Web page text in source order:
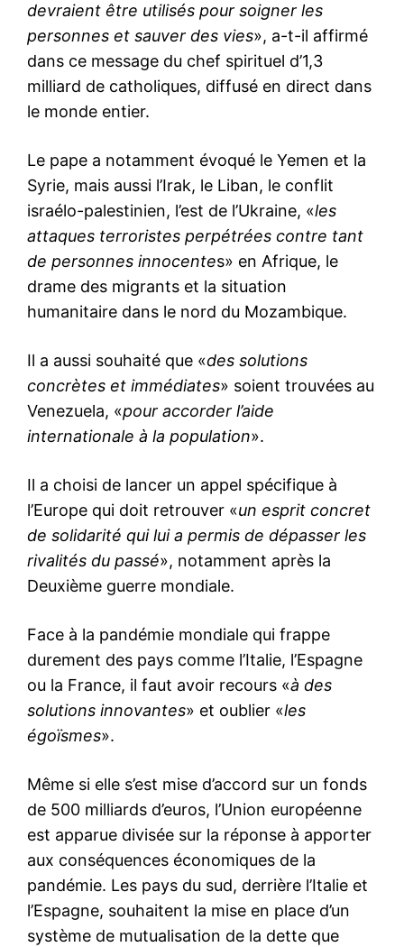
devraient être utilisés pour soigner les
personnes et sauver des vies», a-t-il affirmé
dans ce message du chef spirituel d’1,3
milliard de catholiques, diffusé en direct dans
le monde entier.
Le pape a notamment évoqué le Yemen et la
Syrie, mais aussi l’Irak, le Liban, le conflit
israélo-palestinien, l’est de l’Ukraine, «les
attaques terroristes perpétrées contre tant
de personnes innocentes» en Afrique, le
drame des migrants et la situation
humanitaire dans le nord du Mozambique.
Il a aussi souhaité que «des solutions
concrètes et immédiates» soient trouvées au
Venezuela, «pour accorder l’aide
internationale à la population».
Il a choisi de lancer un appel spécifique à
l’Europe qui doit retrouver «un esprit concret
de solidarité qui lui a permis de dépasser les
rivalités du passé», notamment après la
Deuxième guerre mondiale.
Face à la pandémie mondiale qui frappe
durement des pays comme l’Italie, l’Espagne
ou la France, il faut avoir recours «à des
solutions innovantes» et oublier «les
égoïsmes».
Même si elle s’est mise d’accord sur un fonds
de 500 milliards d’euros, l’Union européenne
est apparue divisée sur la réponse à apporter
aux conséquences économiques de la
pandémie. Les pays du sud, derrière l’Italie et
l’Espagne, souhaitent la mise en place d’un
système de mutualisation de la dette que